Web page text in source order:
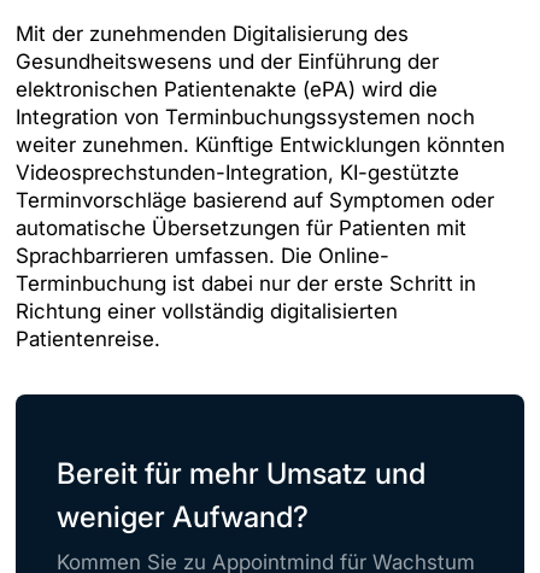
Mit der zunehmenden Digitalisierung des
Gesundheitswesens und der Einführung der
elektronischen Patientenakte (ePA) wird die
Integration von Terminbuchungssystemen noch
weiter zunehmen. Künftige Entwicklungen könnten
Videosprechstunden-Integration, KI-gestützte
Terminvorschläge basierend auf Symptomen oder
automatische Übersetzungen für Patienten mit
Sprachbarrieren umfassen. Die Online-
Terminbuchung ist dabei nur der erste Schritt in
Richtung einer vollständig digitalisierten
Patientenreise.
Bereit für mehr Umsatz und
weniger Aufwand?
Kommen Sie zu Appointmind für Wachstum